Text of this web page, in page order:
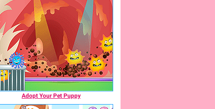
Adopt Your Pet Puppy